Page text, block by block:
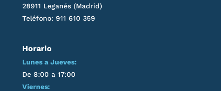
28911 Leganés(Madrid)
Teléfono: 911 610 359
Horario
Lunes a Jueves:
De 8:00 a 17:00
Viernes: